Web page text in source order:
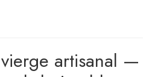
artisanal —